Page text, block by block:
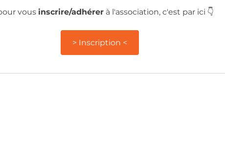
vous inscrire/adhérer à l'association, c'est par ici 👇
> Inscription <